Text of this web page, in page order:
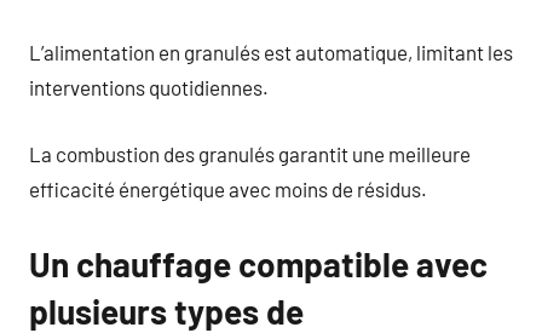
L’alimentation en granulés est automatique, limitant les
interventions quotidiennes.
La combustion des granulés garantit une meilleure
efficacité énergétique avec moins de résidus.
Un chauffage compatible avec
plusieurs types de